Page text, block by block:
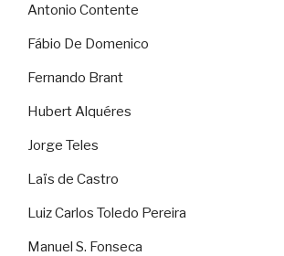
Antonio Contente
Fábio De Domenico
Fernando Brant
Hubert Alquéres
Jorge Teles
Laïs de Castro
Luiz Carlos Toledo Pereira
Manuel S. Fonseca